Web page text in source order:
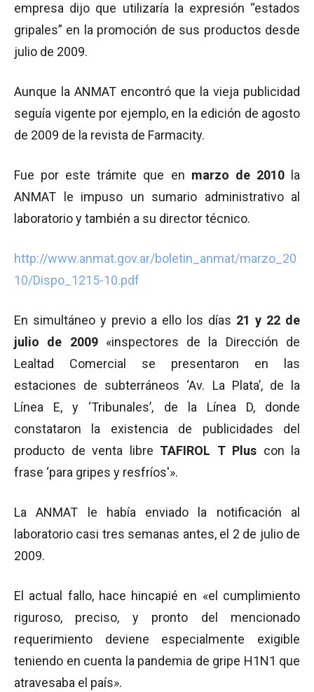
empresa dijo que utilizaría la expresión “estados
gripales” en la promoción de sus productos desde
julio de 2009.
Aunque la ANMAT encontró que la vieja publicidad
seguía vigente por ejemplo, en la edición de agosto
de 2009 de la revista de Farmacity.
Fue por este trámite que en marzo de 2010la
ANMAT le impuso un sumario administrativo al
laboratorio y también a su director técnico.
http://www.anmat.gov.ar/boletin_anmat/marzo_20
10/Dispo_1215-10.pdf
En simultáneo y previo a ello los días 21 y 22 de
julio de 2009«inspectores de la Dirección de
Lealtad Comercial se presentaron en las
estaciones de subterráneos ‘Av. La Plata’, de la
Línea E, y ‘Tribunales’, de la Línea D, donde
constataron la existencia de publicidades del
producto de venta libre TAFIROL T Plus con la
frase ‘para gripes y resfríos'».
La ANMAT le había enviado la notificación al
laboratorio casi tres semanas antes, el 2 de julio de
2009.
El actual fallo, hace hincapié en «el cumplimiento
riguroso, preciso, y pronto del mencionado
requerimiento deviene especialmente exigible
teniendo en cuenta la pandemia de gripe H1N1 que
atravesaba el país».